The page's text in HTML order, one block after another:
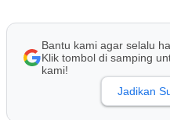
Bantu kami agar selalu
Klik tombol di samping
kami!
Jadikan